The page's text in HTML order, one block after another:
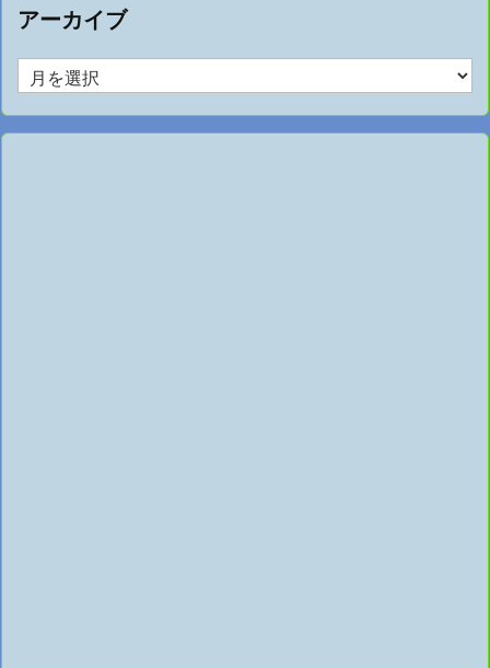
アーカイブ
ー
カ